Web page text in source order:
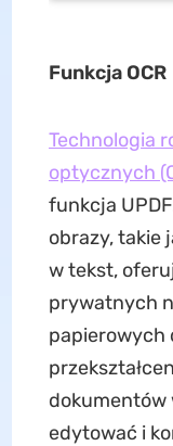
Funkcja OCR
Technologia
optycznych
funkcja
obrazy, takie
w tekst,
prywatnych
papierowych
dokumentów
edytować i